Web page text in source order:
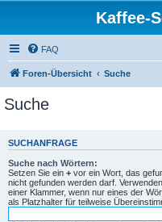
Kaffee-
FAQ
Foren-Übersicht Suche
Suche
SUCHANFRAGE
Suche nach Wörtern:
Setzen Sie ein + vor ein Wort, das
nicht gefunden werden darf.
einer Klammer, wenn nur eines der
als Platzhalter für teilweise